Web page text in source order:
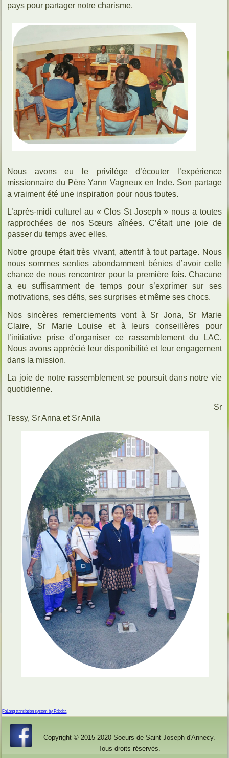
pays pour partager notre charisme.
Nous avons eu le privilège d’écouter l’expérience
missionnaire du Père Yann Vagneux en Inde. Son partage
a vraiment été une inspiration pour nous toutes.
L’après-midi culturel au « Clos St Joseph » nous a toutes
rapprochées de nos Sœurs aînées. C’était une joie de
passer du temps avec elles.
Notre groupe était très vivant, attentif à tout partage. Nous
nous sommes senties abondamment bénies d’avoir cette
chance de nous rencontrer pour la première fois. Chacune
a eu suffisamment de temps pour s’exprimer sur ses
motivations, ses défis, ses surprises et même ses chocs.
Nos sincères remerciements vont à Sr Jona, Sr Marie
Claire, Sr Marie Louise et à leurs conseillères pour
l’initiative prise d’organiser ce rassemblement du LAC.
Nous avons apprécié leur disponibilité et leur engagement
dans la mission.
La joie de notre rassemblement se poursuit dans notre vie
quotidienne.
Sr
Tessy, Sr Anna et Sr Anila
FaLang translation system by Faboba
Copyright © 2015-2020 Soeurs de Saint Joseph d'Annecy.
Tous droits réservés.